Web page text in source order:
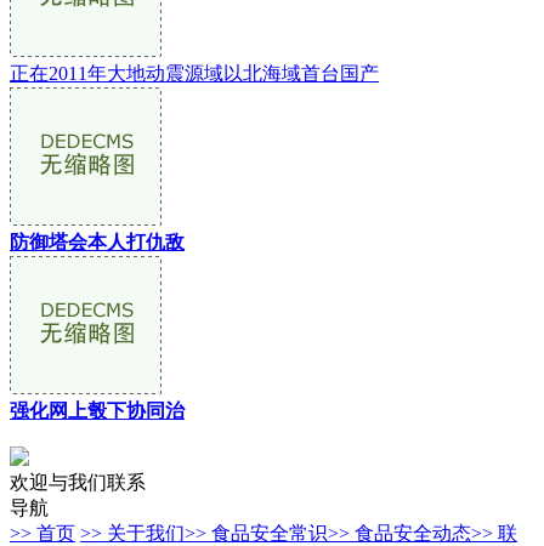
正在2011年大地动震源域以北海域首台国产
防御塔会本人打仇敌
强化网上彀下协同治
欢迎与我们联系
导航
>> 首页 >> 关于我们>> 食品安全常识>> 食品安全动态>> 联